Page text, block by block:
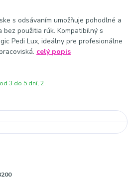
s odsávaním umožňuje pohodlné a
použitia rúk. Kompatibilný s
Pedi Lux, ideálny pre profesionálne
celý popis
3 do 5 dní, 2